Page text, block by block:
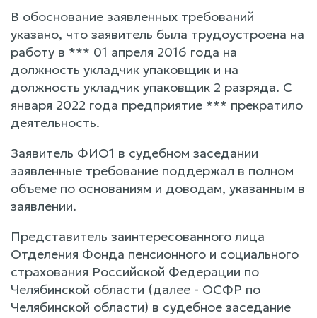
В обоснование заявленных требований
указано, что заявитель была трудоустроена на
работу в *** 01 апреля 2016 года на
должность укладчик упаковщик и на
должность укладчик упаковщик 2 разряда. С
января 2022 года предприятие *** прекратило
деятельность.
Заявитель ФИО1 в судебном заседании
заявленные требование поддержал в полном
объеме по основаниям и доводам, указанным в
заявлении.
Представитель заинтересованного лица
Отделения Фонда пенсионного и социального
страхования Российской Федерации по
Челябинской области (далее - ОСФР по
Челябинской области) в судебное заседание